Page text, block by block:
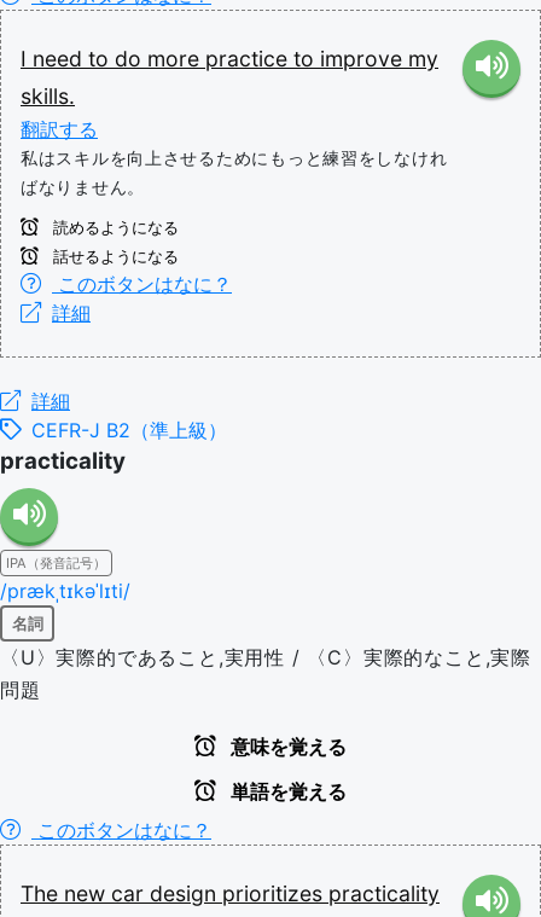
I need to do more practice to improve my
skills.
翻訳する
私はスキルを向上させるためにもっと練習をしなけれ
ばなりません。
読めるようになる
話せるようになる
このボタンはなに？
詳細
詳細
CEFR-J B2（準上級）
practicality
IPA（発音記号）
/prækˌtɪkəˈlɪti/
名詞
〈U〉実際的であること,実用性 / 〈C〉実際的なこと,実際
問題
意味を覚える
単語を覚える
このボタンはなに？
The new car design prioritizes practicality